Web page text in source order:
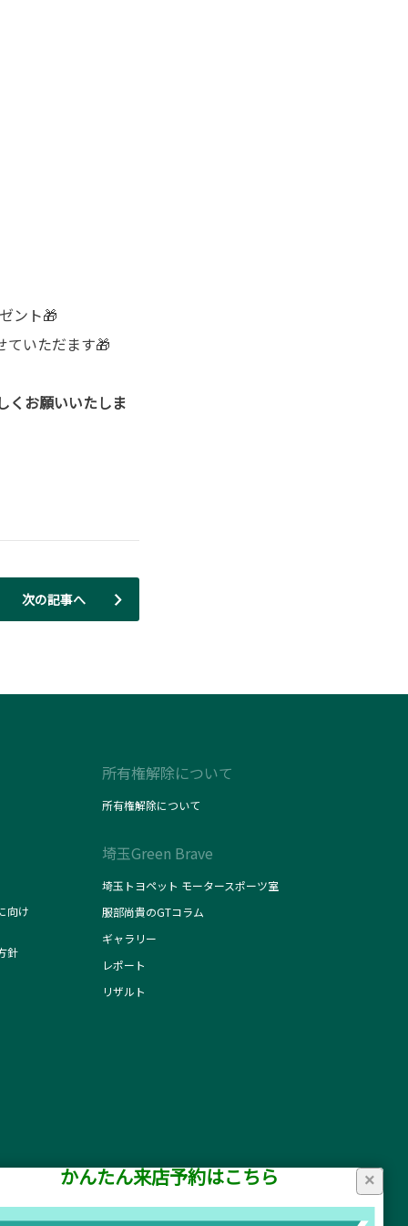
ント🎁
ていただます🎁
くお願いいたしま
次の記事へ
向け
針
所有権解除について
所有権解除について
埼玉Green Brave
埼玉トヨペット モータースポーツ室
服部尚貴のGTコラム
ギャラリー
レポート
リザルト
×
かんたん来店予約はこちら